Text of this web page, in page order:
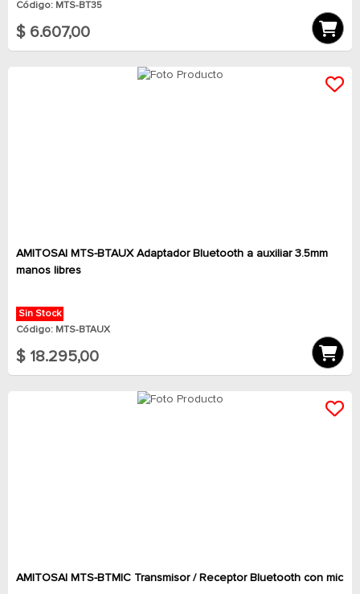
Código: MTS-BT35
$ 6.607,00
AMITOSAI MTS-BTAUX Adaptador Bluetooth a auxiliar 3.5mm
manos libres
Sin Stock
Código: MTS-BTAUX
$ 18.295,00
AMITOSAI MTS-BTMIC Transmisor / Receptor Bluetooth con mic